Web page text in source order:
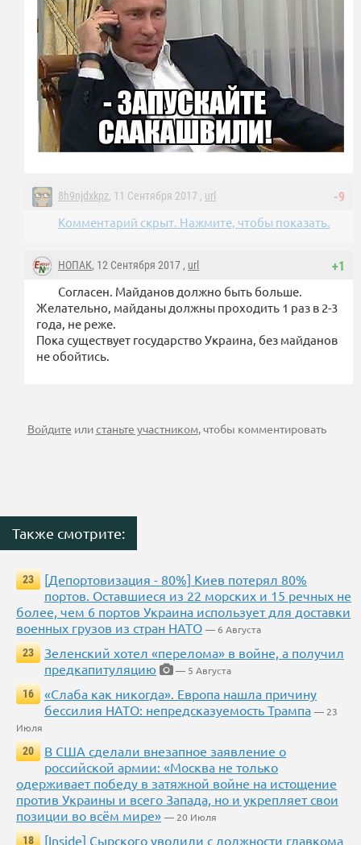
-9
8h9njdxkpz, 11 Сентября 2017 , url
Комментарий скрыт. Нажмите, чтобы показать.
+1
НОПАК, 12 Сентября 2017 , url
Согласен. Майданов должно быть больше.
Желательно, майданы должны проходить 1 раз в 2-3
года, не реже.
Пока существует государство Украина, без майданов
не обойтись.
Войдите илистаньте участником, чтобы комментировать
Также смотрите:
23
[Депортовизация - 80%] Киев потерял 80%
портов. Оставшиеся из 22 морских и 15 речных не
более, чем 6 портов Украина использует для доставки
военных грузов из стран НАТО — 6 Августа
23
Зеленский хотел «перелома» в войне, а получил
предкапитуляцию
— 5 Августа
16
«Слаба как никогда». Европа нашла причину
бессилия НАТО: непредсказуемость Трампа — 23
Июля
20
В США сделали внезапное заявление о
российской армии: «Москва не только
одерживает победу в затяжной войне на истощение
против Украины и всего Запада, но и укрепляет свои
позиции во всём мире» — 20 Июля
18
[Inside] Сырского уволили с должности главкома